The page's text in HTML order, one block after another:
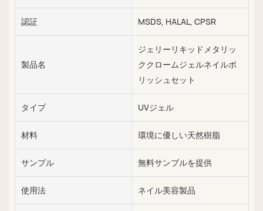
認証 MSDS, HALAL, CPSR
製品名
ジェリーリキッドメタリッ
ククロームジェルネイルポ
リッシュセット
タイプ UVジェル
材料 環境に優しい天然樹脂
サンプル 無料サンプルを提供
使用法 ネイル美容製品